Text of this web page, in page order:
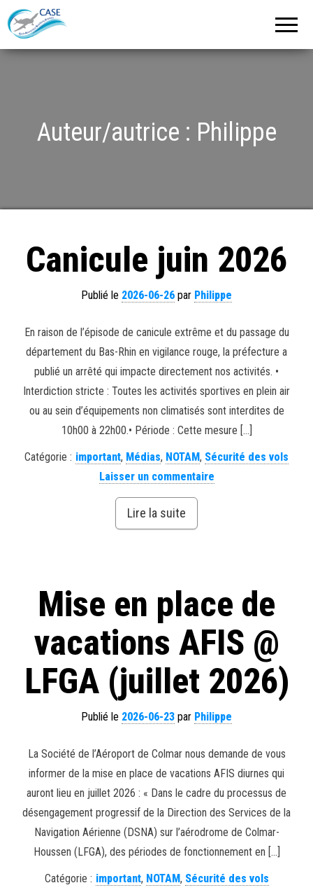
Auteur/autrice : Philippe
Canicule juin 2026
Publié le 2026-06-26 par Philippe
En raison de l’épisode de canicule extrême et du passage du
département du Bas-Rhin en vigilance rouge, la préfecture a
publié un arrêté qui impacte directement nos activités. •
Interdiction stricte : Toutes les activités sportives en plein air
ou au sein d’équipements non climatisés sont interdites de
10h00 à 22h00.• Période : Cette mesure […]
Catégorie : important, Médias, NOTAM, Sécurité des vols
Laisser un commentaire
Lire la suite
Mise en place de
vacations AFIS @
LFGA (juillet 2026)
Publié le 2026-06-23 par Philippe
La Société de l’Aéroport de Colmar nous demande de vous
informer de la mise en place de vacations AFIS diurnes qui
auront lieu en juillet 2026 : « Dans le cadre du processus de
désengagement progressif de la Direction des Services de la
Navigation Aérienne (DSNA) sur l’aérodrome de Colmar-
Houssen (LFGA), des périodes de fonctionnement en […]
Catégorie : important, NOTAM, Sécurité des vols